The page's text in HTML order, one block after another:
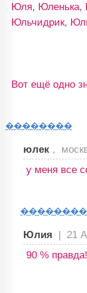
Юля, Юленька,
Юльчидрик,
Вот ещё одно
��������
юлек ,
у меня все
��������
Юлия | 21
90 % правда!